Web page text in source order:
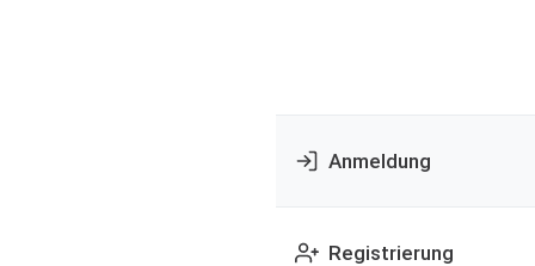
Anmeldung
Registrierung